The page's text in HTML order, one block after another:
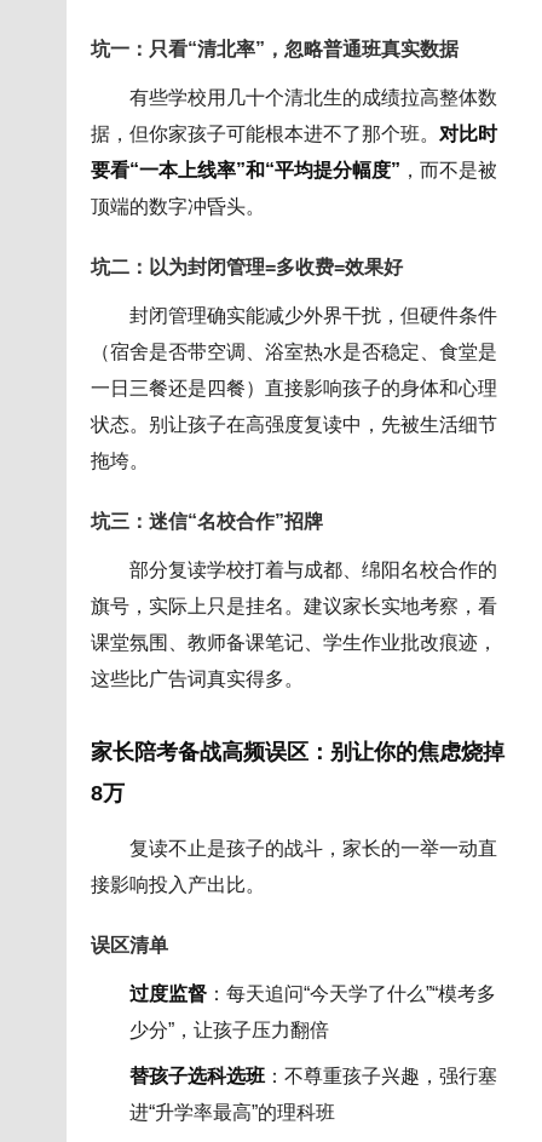
坑一：只看“清北率”，忽略普通班真实数据
有些学校用几十个清北生的成绩拉高整体数
据，但你家孩子可能根本进不了那个班。 对比时
要看“一本上线率”和“平均提分幅度” ，而不是被
顶端的数字冲昏头。
坑二：以为封闭管理=多收费=效果好
封闭管理确实能减少外界干扰，但硬件条件
（宿舍是否带空调、浴室热水是否稳定、食堂是
一日三餐还是四餐）直接影响孩子的身体和心理
状态。别让孩子在高强度复读中，先被生活细节
拖垮。
坑三：迷信“名校合作”招牌
部分复读学校打着与成都、绵阳名校合作的
旗号，实际上只是挂名。建议家长实地考察，看
课堂氛围、教师备课笔记、学生作业批改痕迹，
这些比广告词真实得多。
家长陪考备战高频误区：别让你的焦虑烧掉
8万
复读不止是孩子的战斗，家长的一举一动直
接影响投入产出比。
误区清单
过度监督：每天追问“今天学了什么”“模考多
少分”，让孩子压力翻倍
替孩子选科选班：不尊重孩子兴趣，强行塞
进“升学率最高”的理科班